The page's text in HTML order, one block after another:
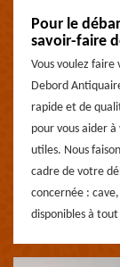
Pour le
savoir-faire
Vous voulez faire
Debord
rapide et de
pour vous aider à
utiles. Nous
cadre de votre
concernée :
disponibles à